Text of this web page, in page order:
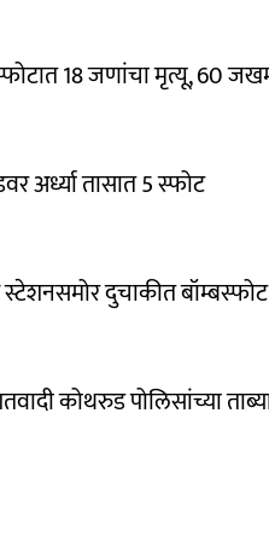
18 जणांचा मृत्यू, 60
अर्ध्या तासात 5 स्फोट
स्टेशनसमोर दुचाकीत बॉम्बस्फोट
कोथरुड पोलिसांच्या